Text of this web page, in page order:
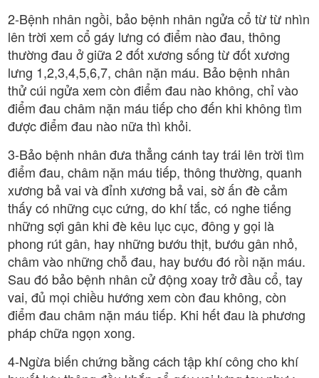
2-Bệnh nhân ngồi, bảo bệnh nhân ngửa cổ từ từ nhìn
lên trời xem cổ gáy lưng có điểm nào đau, thông
thường đau ở giữa 2 đốt xương sống từ đốt xương
lưng 1,2,3,4,5,6,7, chân nặn máu. Bảo bệnh nhân
thử cúi ngửa xem còn điểm đau nào không, chỉ vào
điểm đau châm nặn máu tiếp cho đến khi không tìm
được điểm đau nào nữa thì khỏi.
3-Bảo bệnh nhân đưa thẳng cánh tay trái lên trời tìm
điểm đau, châm nặn máu tiếp, thông thường, quanh
xương bả vai và đỉnh xương bả vai, sờ ấn đè cảm
thấy có những cục cứng, do khí tắc, có nghe tiếng
những sợi gân khi đè kêu lục cục, đông y gọi là
phong rút gân, hay những bướu thịt, bướu gân nhỏ,
châm vào những chỗ đau, hay bướu đó rồi nặn máu.
Sau đó bảo bệnh nhân cử động xoay trở đầu cổ, tay
vai, đủ mọi chiều hướng xem còn đau không, còn
điểm đau châm nặn máu tiếp. Khi hết đau là phương
pháp chữa ngọn xong.
4-Ngừa biến chứng bằng cách tập khí công cho khí